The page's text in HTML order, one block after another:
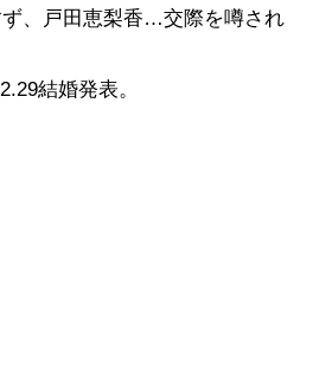
ず、戸田恵梨香…交際を噂され
結婚発表。